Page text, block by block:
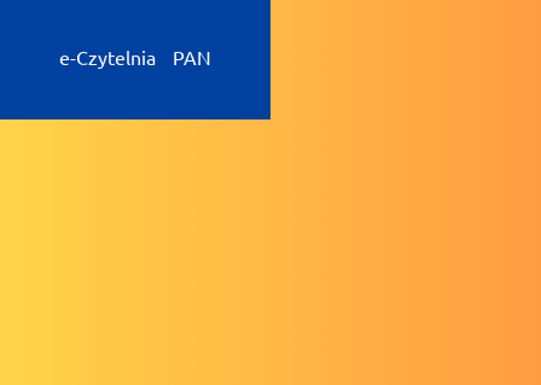
e-Czytelnia PAN